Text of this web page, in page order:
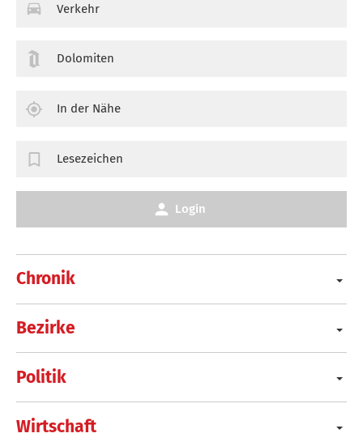
Chronik
Bezirke
Politik
Wirtschaft
Verkehr
Dolomiten
In der Nähe
Lesezeichen
Login